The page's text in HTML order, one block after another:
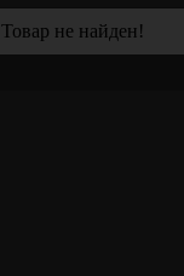
Товар не найден!